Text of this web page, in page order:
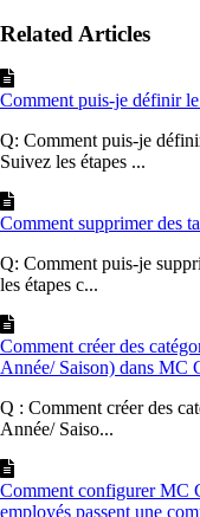
Related Articles
Comment puis-je définir
Q: Comment puis-je
Suivez les étapes ...
Comment supprimer des
Q: Comment puis-je
les étapes c...
Comment créer des
Année/ Saison) dans MC
Q : Comment créer des
Année/ Saiso...
Comment configurer MC
employés passent une